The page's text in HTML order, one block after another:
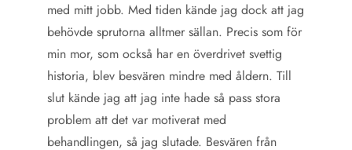
med mitt jobb. Med tiden kände jag dock att jag
behövde sprutorna alltmer sällan. Precis som för
min mor, som också har en överdrivet svettig
historia, blev besvären mindre med åldern. Till
slut kände jag att jag inte hade så pass stora
problem att det var motiverat med
behandlingen, så jag slutade. Besvären från